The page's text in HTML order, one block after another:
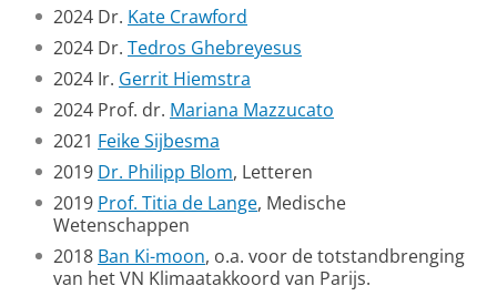
2024 Dr. Kate Crawford
2024 Dr. Tedros Ghebreyesus
2024 Ir. Gerrit Hiemstra
2024 Prof. dr. Mariana Mazzucato
2021 Feike Sijbesma
2019 Dr. Philipp Blom, Letteren
2019 Prof. Titia de Lange, Medische
Wetenschappen
2018 Ban Ki-moon, o.a. voor de totstandbrenging
van het VN Klimaatakkoord van Parijs.